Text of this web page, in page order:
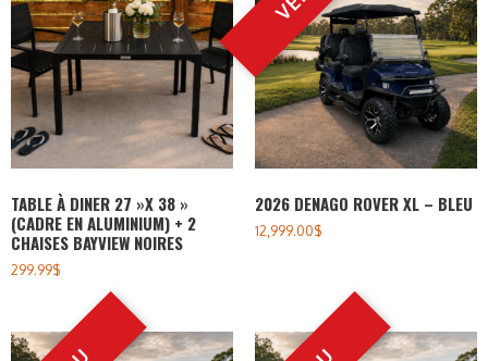
TABLE À DINER 27 »X 38 »
(CADRE EN ALUMINIUM) + 2
CHAISES BAYVIEW NOIRES
299.99$
2026 DENAGO ROVER XL – BLEU
12,999.00$